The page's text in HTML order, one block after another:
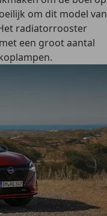
om dit model van
radiatorrooster
een groot aantal